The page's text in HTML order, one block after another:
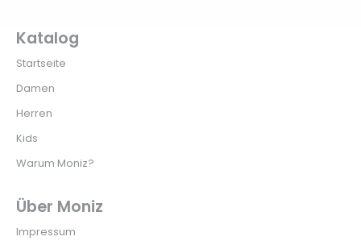
Katalog
Startseite
Damen
Herren
Kids
Warum Moniz?
Über Moniz
Impressum